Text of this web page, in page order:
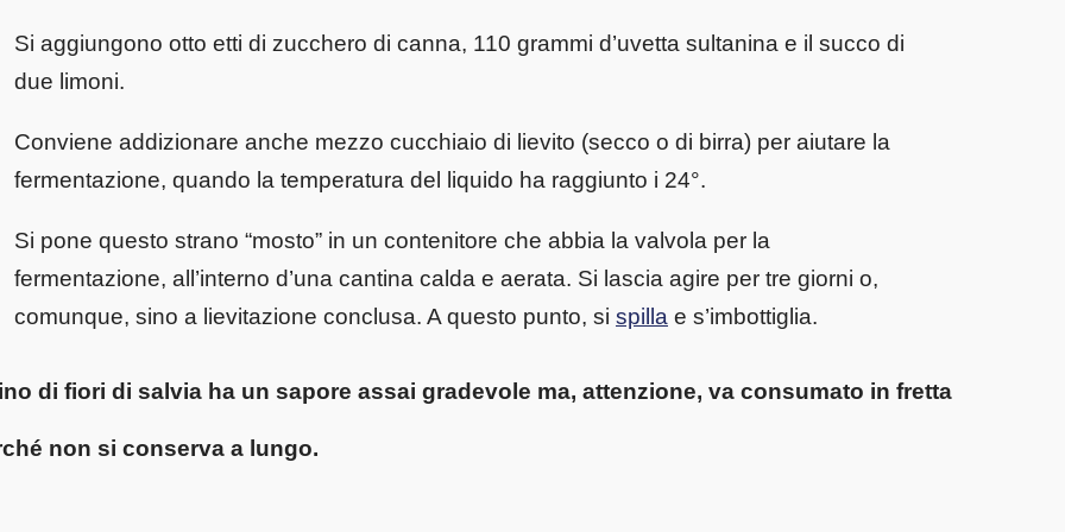
Si aggiungono otto etti di zucchero di canna, 110 grammi d’uvetta sultanina e il succo di
due limoni.
Conviene addizionare anche mezzo cucchiaio di lievito (secco o di birra) per aiutare la
fermentazione, quando la temperatura del liquido ha raggiunto i 24°.
Si pone questo strano “mosto” in un contenitore che abbia la valvola per la
fermentazione, all’interno d’una cantina calda e aerata. Si lascia agire per tre giorni o,
comunque, sino a lievitazione conclusa. A questo punto, si spilla e s’imbottiglia.
di fiori di salvia ha un sapore assai gradevole ma, attenzione, va consumato in fretta
non si conserva a lungo.